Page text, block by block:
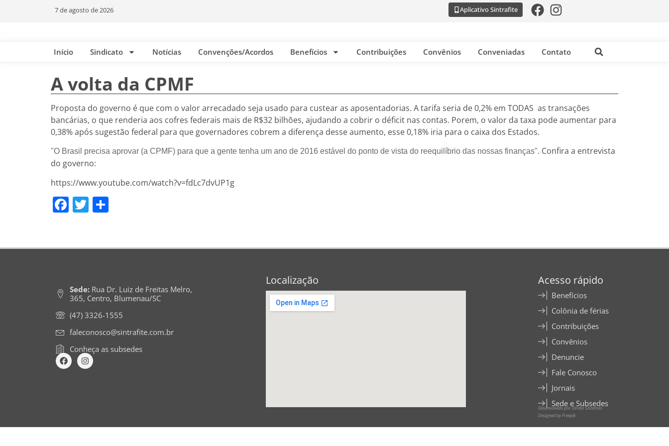
7 de agosto de 2026 Aplicativo Sintrafite
Início Sindicato Notícias Convenções/Acordos Benefícios Contribuições Convênios Conveniadas Contato
A volta da CPMF
Proposta do governo é que com o valor arrecadado seja usado para custear as aposentadorias. A tarifa seria de 0,2% em TODAS as transações
bancárias, o que renderia aos cofres federais mais de R$32 bilhões, ajudando a cobrir o déficit nas contas. Porem, o valor da taxa pode aumentar para
0,38% após sugestão federal para que governadores cobrem a diferença desse aumento, esse 0,18% iria para o caixa dos Estados.
"O Brasil precisa aprovar (a CPMF) para que a gente tenha um ano de 2016 estável do ponto de vista do reequilíbrio das nossas finanças". Confira a entrevista
do governo:
https://www.youtube.com/watch?v=fdLc7dvUP1g
Facebook
Twitter
Sede:Rua Dr. Luiz de Freitas Melro,
365, Centro, Blumenau/SC
(47) 3326-1555
faleconosco@sintrafite.com.br
Conheça as subsedes
Localização Acesso rápido
Benefícios
Colônia de férias
Contribuições
Convênios
Denuncie
Fale Conosco
Jornais
Sede e Subsedes
Desenvolvido por Direta Sistemas
Designed by Freepik